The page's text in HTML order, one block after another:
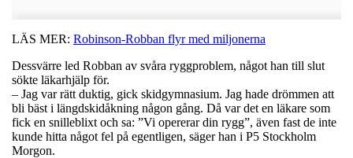
LÄS MER: Robinson-Robban flyr med miljonerna
Dessvärre led Robban av svåra ryggproblem, något han till slut
sökte läkarhjälp för.
– Jag var rätt duktig, gick skidgymnasium. Jag hade drömmen att
bli bäst i längdskidåkning någon gång. Då var det en läkare som
fick en snilleblixt och sa: ”Vi opererar din rygg”, även fast de inte
kunde hitta något fel på egentligen, säger han i P5 Stockholm
Morgon.